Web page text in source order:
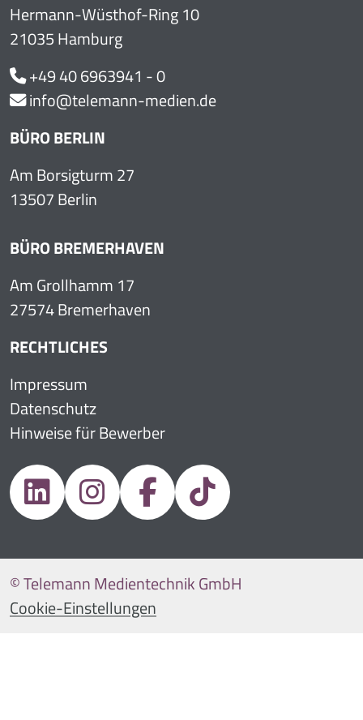
Hermann-Wüsthof-Ring 10
21035 Hamburg
+49 40 6963941 - 0
info@telemann-medien.de
BÜRO BERLIN
Am Borsigturm 27
13507 Berlin
BÜRO BREMERHAVEN
Am Grollhamm 17
27574 Bremerhaven
RECHTLICHES
Impressum
Datenschutz
Hinweise für Bewerber
© Telemann Medientechnik GmbH
Cookie-Einstellungen